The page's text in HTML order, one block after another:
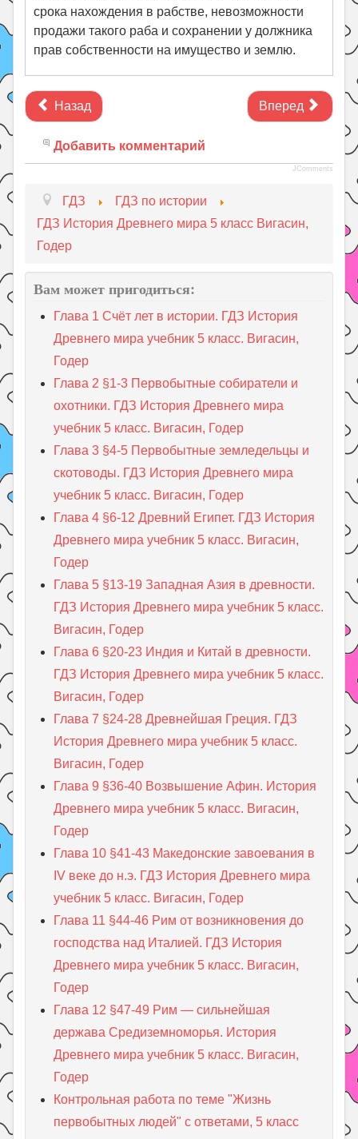
срока нахождения в рабстве, невозможности
продажи такого раба и сохранении у должника
прав собственности на имущество и землю.
Назад Вперед
Добавить комментарий
JComments
ГДЗ
ГДЗ по истории
ГДЗ История Древнего мира 5 класс Вигасин,
Годер
Вам может пригодиться:
Глава 1 Счёт лет в истории. ГДЗ История
Древнего мира учебник 5 класс. Вигасин,
Годер
Глава 2 §1-3 Первобытные собиратели и
охотники. ГДЗ История Древнего мира
учебник 5 класс. Вигасин, Годер
Глава 3 §4-5 Первобытные земледельцы и
скотоводы. ГДЗ История Древнего мира
учебник 5 класс. Вигасин, Годер
Глава 4 §6-12 Древний Египет. ГДЗ История
Древнего мира учебник 5 класс. Вигасин,
Годер
Глава 5 §13-19 Западная Азия в древности.
ГДЗ История Древнего мира учебник 5 класс.
Вигасин, Годер
Глава 6 §20-23 Индия и Китай в древности.
ГДЗ История Древнего мира учебник 5 класс.
Вигасин, Годер
Глава 7 §24-28 Древнейшая Греция. ГДЗ
История Древнего мира учебник 5 класс.
Вигасин, Годер
Глава 9 §36-40 Возвышение Афин. История
Древнего мира учебник 5 класс. Вигасин,
Годер
Глава 10 §41-43 Македонские завоевания в
IV веке до н.э. ГДЗ История Древнего мира
учебник 5 класс. Вигасин, Годер
Глава 11 §44-46 Рим от возникновения до
господства над Италией. ГДЗ История
Древнего мира учебник 5 класс. Вигасин,
Годер
Глава 12 §47-49 Рим — сильнейшая
держава Средиземноморья. История
Древнего мира учебник 5 класс. Вигасин,
Годер
Контрольная работа по теме "Жизнь
первобытных людей" с ответами, 5 класс